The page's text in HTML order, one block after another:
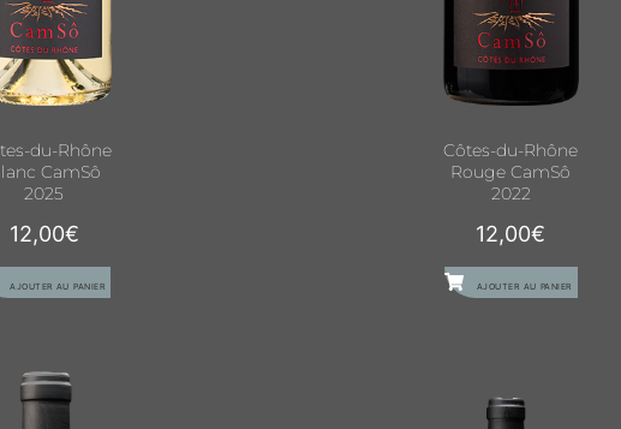
du-Rhône
CamSô
2025
12,00€
AJOUTER AU PANIER
Côtes-du-Rhône
Rouge CamSô
2022
12,00€
AJOUTER AU PANIER